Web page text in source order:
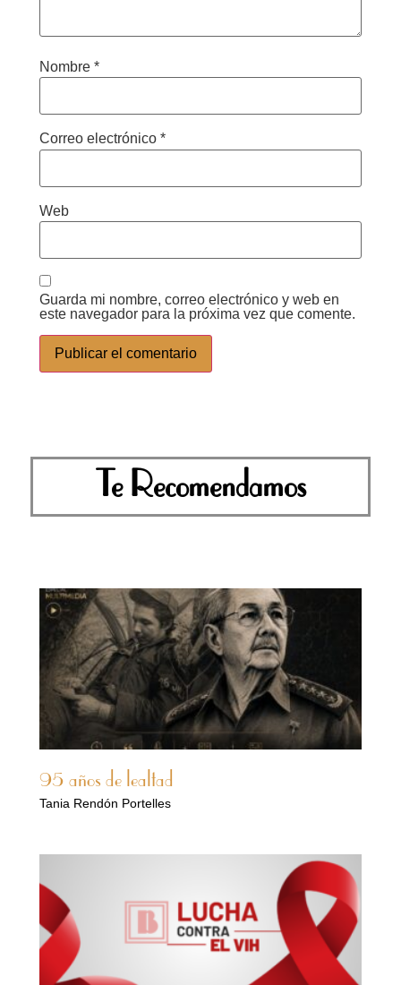
Nombre *
Correo electrónico *
Web
Guarda mi nombre, correo electrónico y web en
este navegador para la próxima vez que comente.
Te Recomendamos
95 años de lealtad
Tania Rendón Portelles